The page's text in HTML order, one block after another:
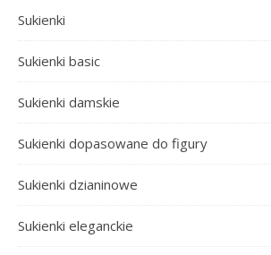
Sukienki
Sukienki basic
Sukienki damskie
Sukienki dopasowane do figury
Sukienki dzianinowe
Sukienki eleganckie